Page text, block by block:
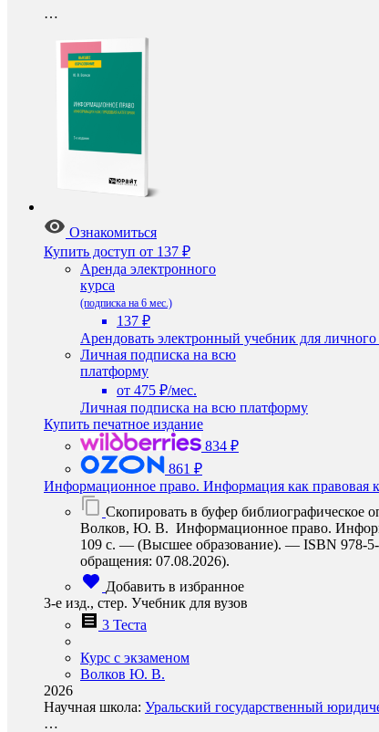
…
Ознакомиться
Купить доступ от 137 ₽
Аренда электронного
курса
(подписка на 6 мес.)
137 ₽
Арендовать электронный учебник для
Личная подписка на всю
платформу
от 475 ₽/мес.
Личная подписка на всю платформу
Купить печатное издание
834 ₽
861 ₽
Информационное право. Информация как правовая
Скопировать в буфер библиографическое
Волков, Ю. В. Информационное право.
109 с. — (Высшее образование). — ISBN 978-5-
обращения: 07.08.2026).
Добавить в избранное
3-е изд., стер. Учебник для вузов
3 Теста
Курс с экзаменом
Волков Ю. В.
2026
Научная школа: Уральский государственный
…